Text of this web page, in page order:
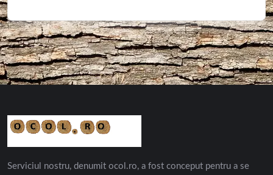
Serviciul nostru, denumit ocol.ro, a fost conceput pentru a se